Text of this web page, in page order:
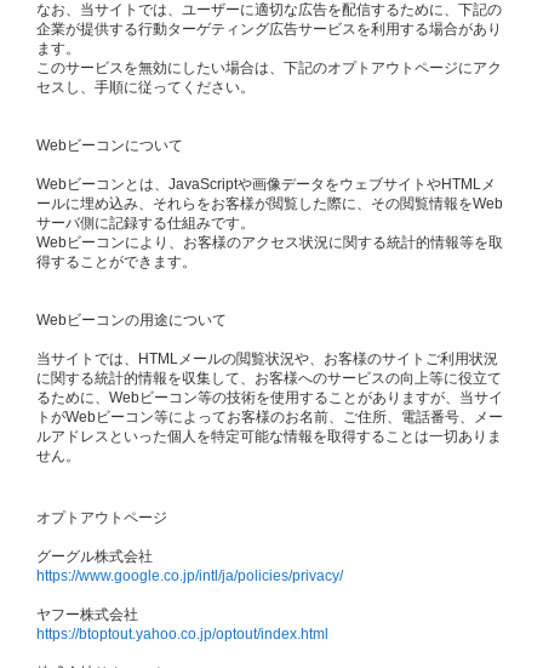
なお、当サイトでは、ユーザーに適切な広告を配信するために、下記の
企業が提供する行動ターゲティング広告サービスを利用する場合があり
ます。
このサービスを無効にしたい場合は、下記のオプトアウトページにアク
セスし、手順に従ってください。
Webビーコンについて
Webビーコンとは、JavaScriptや画像データをウェブサイトやHTMLメ
ールに埋め込み、それらをお客様が閲覧した際に、その閲覧情報をWeb
サーバ側に記録する仕組みです。
Webビーコンにより、お客様のアクセス状況に関する統計的情報等を取
得することができます。
Webビーコンの用途について
当サイトでは、HTMLメールの閲覧状況や、お客様のサイトご利用状況
に関する統計的情報を収集して、お客様へのサービスの向上等に役立て
るために、Webビーコン等の技術を使用することがありますが、当サイ
トがWebビーコン等によってお客様のお名前、ご住所、電話番号、メー
ルアドレスといった個人を特定可能な情報を取得することは一切ありま
せん。
オプトアウトページ
グーグル株式会社
https://www.google.co.jp/intl/ja/policies/privacy/
ヤフー株式会社
https://btoptout.yahoo.co.jp/optout/index.html